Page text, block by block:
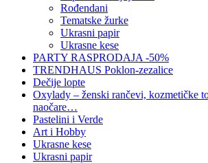
Rođendani
Tematske žurke
Ukrasni papir
Ukrasne kese
PARTY RASPRODAJA -50%
TRENDHAUS Poklon-zezalice
Dečije lopte
Oxylady – ženski rančevi, kozmetičke
naočare…
Pastelini i Verde
Art i Hobby
Ukrasne kese
Ukrasni papir